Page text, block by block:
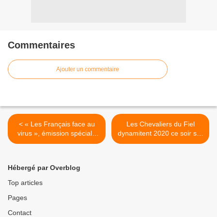
Commentaires
Ajouter un commentaire
< « Les Français face au
virus », émission spéciale
présentée par Adrien
Les Chevaliers du Fiel
dynamitent 2020 ce soir sur
C8 >
Hébergé par Overblog
Top articles
Pages
Contact